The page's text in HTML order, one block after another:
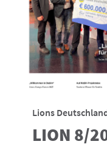
Lions
LION 8/